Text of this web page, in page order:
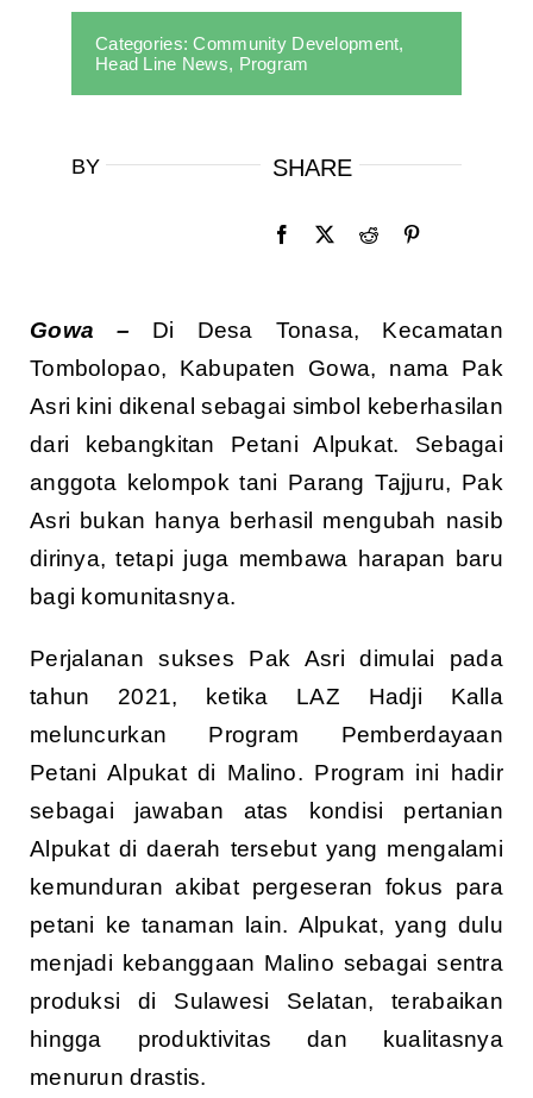
Categories:Community Development,
Head Line News, Program
BY SHARE
Gowa –
Di Desa Tonasa, Kecamatan
Tombolopao, Kabupaten Gowa, nama Pak
Asri kini dikenal sebagai simbol keberhasilan
dari kebangkitan Petani Alpukat. Sebagai
anggota kelompok tani Parang Tajjuru, Pak
Asri bukan hanya berhasil mengubah nasib
dirinya, tetapi juga membawa harapan baru
bagi komunitasnya.
Perjalanan sukses Pak Asri dimulai pada
tahun 2021, ketika LAZ Hadji Kalla
meluncurkan Program Pemberdayaan
Petani Alpukat di Malino. Program ini hadir
sebagai jawaban atas kondisi pertanian
Alpukat di daerah tersebut yang mengalami
kemunduran akibat pergeseran fokus para
petani ke tanaman lain. Alpukat, yang dulu
menjadi kebanggaan Malino sebagai sentra
produksi di Sulawesi Selatan, terabaikan
hingga produktivitas dan kualitasnya
menurun drastis.